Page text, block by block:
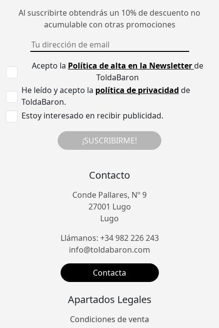
Al suscribirte obtendrás un 10% de descuento no
acumulable con otras promociones
Acepto la Política de alta en la Newsletterde
ToldaBaron
He leído y acepto la política de privacidad de
ToldaBaron.
Estoy interesado en recibir publicidad.
¡SUSCRIBIRME!
Contacto
Conde Pallares, Nº 9
27001 Lugo
Lugo
Llámanos: +34 982 226 243
info@toldabaron.com
Contacta
Apartados Legales
Condiciones de venta